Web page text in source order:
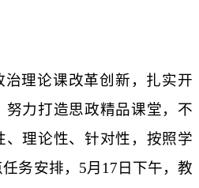
治理论课改革创新，扎实开
努力打造思政精品课堂，不
、理论性、针对性，按照学
务安排， 5月 17 日下午，教